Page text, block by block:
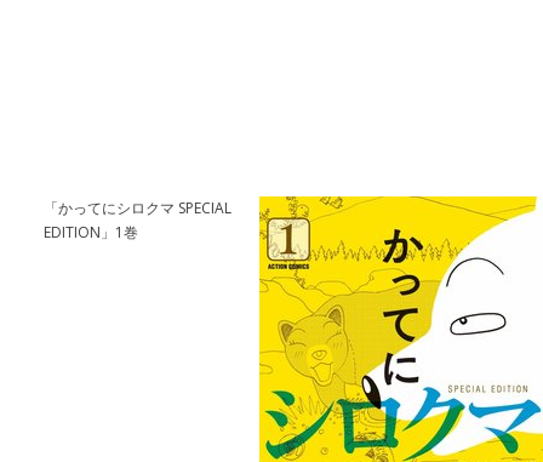
「かってにシロクマ SPECIAL
EDITION」1巻